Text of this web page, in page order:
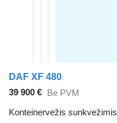
DAF XF 480
39 900 € Be PVM
Konteinervežis sunkvežimis